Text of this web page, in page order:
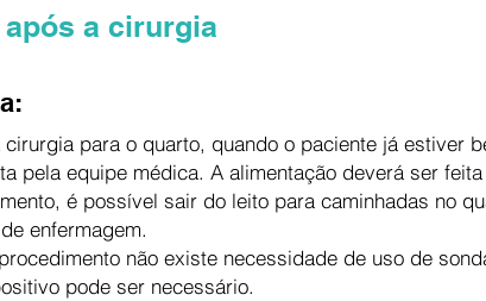
a cirurgia
para o quarto, quando o paciente já estiver
pela equipe médica. A alimentação deverá ser
é possível sair do leito para caminhadas no
enfermagem.
não existe necessidade de uso de
pode ser necessário.